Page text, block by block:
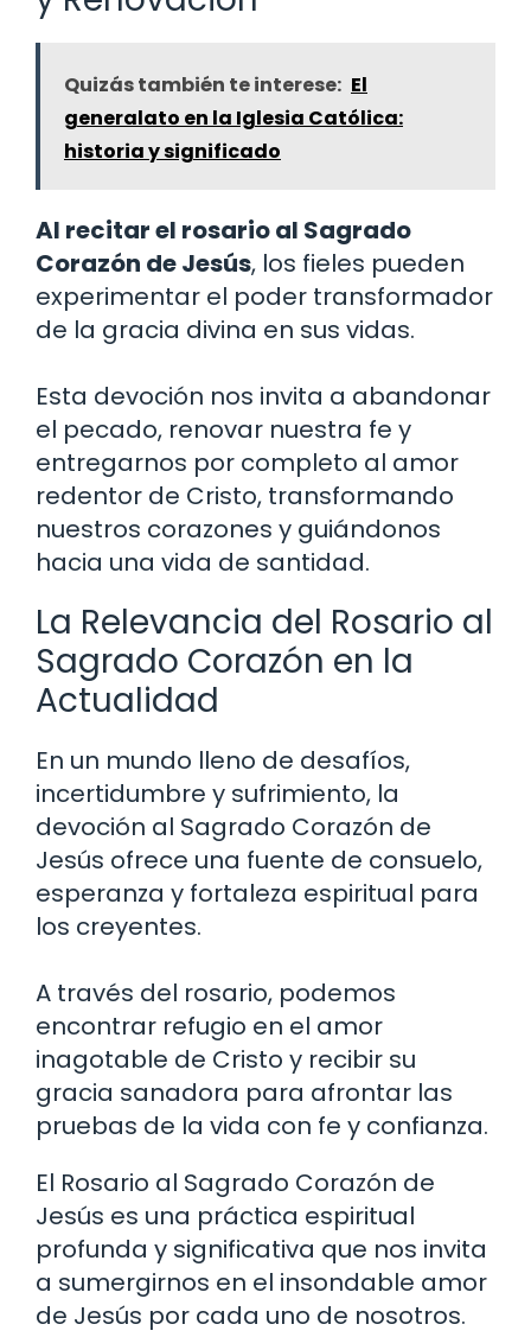
Quizás también te interese: El
generalato en la Iglesia Católica:
historia y significado
Al recitar el rosario al Sagrado
Corazón de Jesús, los fieles pueden
experimentar el poder transformador
de la gracia divina en sus vidas.
Esta devoción nos invita a abandonar
el pecado, renovar nuestra fe y
entregarnos por completo al amor
redentor de Cristo, transformando
nuestros corazones y guiándonos
hacia una vida de santidad.
La Relevancia del Rosario al
Sagrado Corazón en la
Actualidad
En un mundo lleno de desafíos,
incertidumbre y sufrimiento, la
devoción al Sagrado Corazón de
Jesús ofrece una fuente de consuelo,
esperanza y fortaleza espiritual para
los creyentes.
A través del rosario, podemos
encontrar refugio en el amor
inagotable de Cristo y recibir su
gracia sanadora para afrontar las
pruebas de la vida con fe y confianza.
El Rosario al Sagrado Corazón de
Jesús es una práctica espiritual
profunda y significativa que nos invita
a sumergirnos en el insondable amor
de Jesús por cada uno de nosotros.